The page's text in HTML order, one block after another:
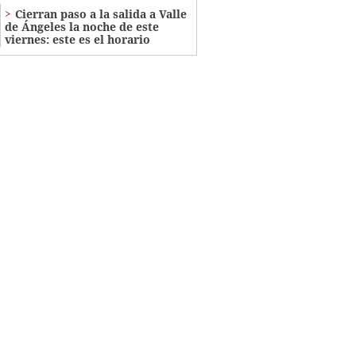
Cierran paso a la salida a Valle
de Ángeles la noche de este
viernes: este es el horario